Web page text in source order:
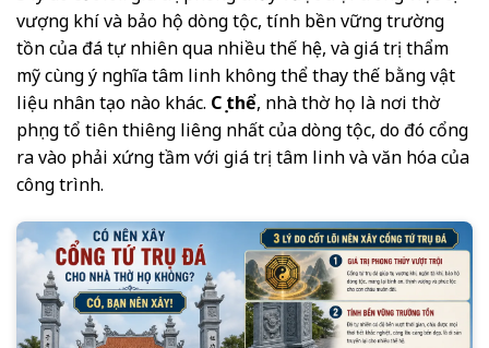
vượng khí và bảo hộ dòng tộc, tính bền vững trường
tồn của đá tự nhiên qua nhiều thế hệ, và giá trị thẩm
mỹ cùng ý nghĩa tâm linh không thể thay thế bằng vật
liệu nhân tạo nào khác. Cụ thể, nhà thờ họ là nơi thờ
phụng tổ tiên thiêng liêng nhất của dòng tộc, do đó cổng
ra vào phải xứng tầm với giá trị tâm linh và văn hóa của
công trình.